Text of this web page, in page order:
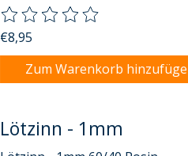
Die Bewertung dieses
€8,95
Zum Warenkorb
Lötzinn - 1mm